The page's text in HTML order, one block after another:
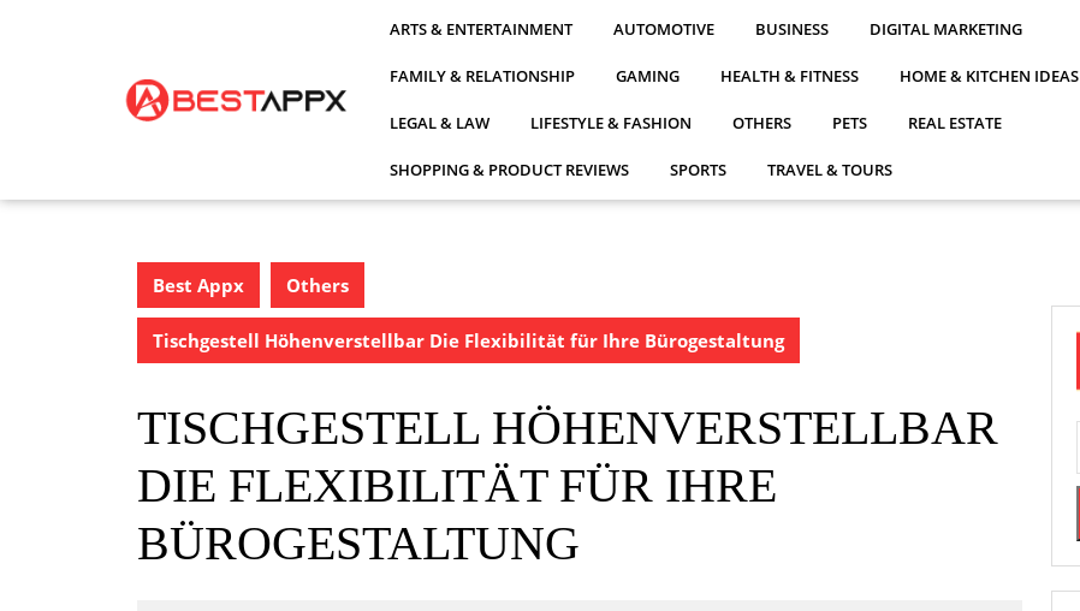
ARTS & ENTERTAINMENT AUTOMOTIVE BUSINESS DIGITAL MARKETING
FAMILY & RELATIONSHIP GAMING HEALTH & FITNESS HOME & KITCHEN IDEAS
LEGAL & LAW LIFESTYLE & FASHION OTHERS PETS REAL ESTATE
SHOPPING & PRODUCT REVIEWS SPORTS TRAVEL & TOURS
Best Appx Others
Tischgestell Höhenverstellbar Die Flexibilität für Ihre Bürogestaltung
TISCHGESTELL HÖHENVERSTELLBAR
DIE FLEXIBILITÄT FÜR IHRE
BÜROGESTALTUNG